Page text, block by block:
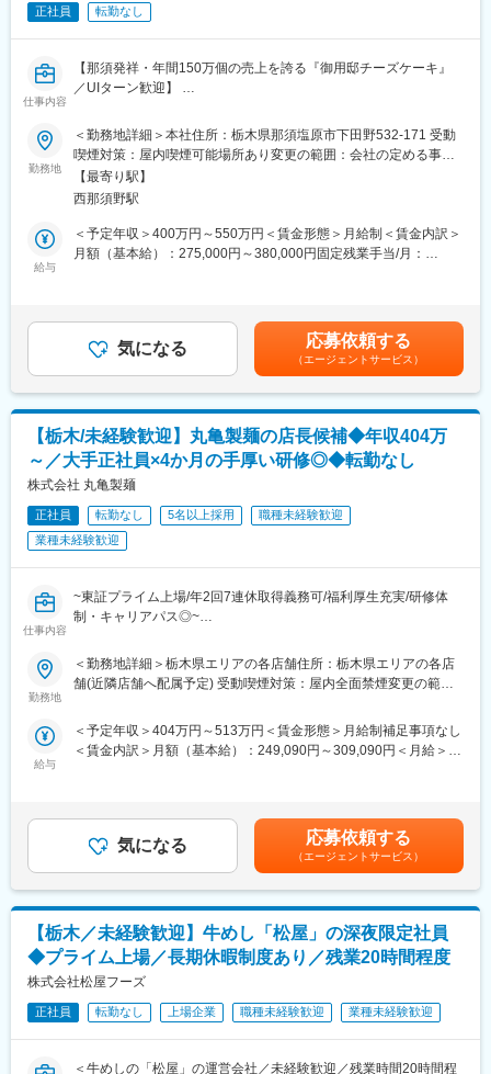
店舗で様々なメニュー調理を身に着けるため、料理人として技術
▼副店長
発注やシフト管理など店舗運営に必要なスキルを取得。現場での
トを行っています！
▼店長※3～4年目安にしっかりスキルを付けた上で店長を目指し
ていきます。責任者として店舗運営・管理を担当いただきます。
※店長以降のキャリアはエリアMGR、管理部門、FC店のオーナー
として独立など様々なキャリアがございます。
※店長時の平均年収は792万円（一般社員平均：454万円）
■王将の「画期的な」働き方：
・従業員数は店舗平均16名で学べる＆無理なく働ける環境！「平
均勤続年数は11.3年」で「離職率1桁」の安定就業が叶う環境です
◎
■王将の「独自の研修制度」でスキルアップ！
●王将調理道場：調理技術や知識向上の研修です。調理師免許取得
の補助もあり、学びながら資格・スキルを身につけられます。
変更の範囲：会社の定める業務
正社員 転勤なし
仕事内容
【那須発祥・年間150万個の売上を誇る『御用邸チーズケーキ』
／UIターン歓迎】
■業務内容：
年間150万個の売上を誇る「御用邸チーズケーキ」を製造してい
る当社にて、製造部門内の品質管理及び品質保証担当責任者候補
として、下記業務をお任せします。
■詳細：
・製品の品質管理および品質保証業務全般
・品質基準の策定および維持
・顧客からの品質に関する問合せ対応
・内部および外部の品質監の実施
っています。ブライダルでの引き菓子やギフトカタログへの掲載
など新たな販路も増えていく予定です。
■福利厚生：
当も毎月支給がありますため、非常に働きやすい環境が整備され
ております。
当社は、那須に本社を置く洋菓子製造・販売メーカーです。コロ
ナ禍を乗り越え、2023年の売上は前期比30%とV字回復を実現し
発売から28年目にして2022年1月に大幅にリニューアルした「御
用邸チーズケーキ」は、年間約150万個を販売した主力商品とな
が多く、東京進出後も業績を拡大中です。
◇笑顔を生み出す「楽しい職場であること」
お客様や仲間のために何ができるか考え笑顔を生み出す「笑顔の
DNA」を持った“創造自立型”の職場環境です。
■コロワイドグループに関して：
・東証プライム上場コロワイドグループの一員として、「牛角」
屋」など全国2600店舗以上もの様々な飲食店を展開しておりま
す。
・出店力や業態開発力を高く評価されており、国内のみならず海
勤務地
＜勤務地詳細＞本社住所：栃木県那須塩原市下田野532-171 受動
喫煙対策：屋内喫煙可能場所あり変更の範囲：会社の定める事業
所【最寄り駅】
西那須野駅
給与
＜予定年収＞400万円～550万円＜賃金形態＞月給制＜賃金内訳＞
月額（基本給）：275,000円～380,000円固定残業手当/月：
給の額は、年齢・経験等を考慮の上決定いたします。■昇給：年1
回■賞与：年2回賃金はあくまでも目安の金額であり、選考を通じ
て上下する可能性があります。月給(月額)は固定手当を含めた表記
です。
気になる 応募依頼する
（エージェントサービス）
【栃木/未経験歓迎】丸亀製麺の店長候補◆年収404万
～／大手正社員×4か月の手厚い研修◎◆転勤なし
株式会社 丸亀製麺
正社員 転勤なし 5名以上採用
職種未経験歓迎
業種未経験歓迎
仕事内容
~東証プライム上場/年2回7連休取得義務可/福利厚生充実/研修体
制・キャリアパス◎~
★求人のおすすめポイント★
・完全未経験から大手企業の正社員へ！研修4か月の手厚い研修で
安心スタート◎
リアアップを目指せます！
・働き方◎7連休以上の休暇が年2回取得可！2～3連休の取得も可
「丸亀製麺」各店舗の管理運営を店長としてお任せいたします。
具体的には、調理・接客・スタッフの教育やシフト作成、品質管
理・衛生管理・地域のお客様に喜ばれる企画の立案＆実行など
を、スタッフと協力して行います。
■研修体制：
充実した研修体制により、着実にキャリアアップを目指せます。
・集合研修（2日間）：経営理念や社内規定を学び、企業理解を深
める
・基礎研修（3ヶ月間）：店舗デビュー前に基本をしっかりと身に
の店舗での営業を通じてスキルを磨きます
勤務地
＜勤務地詳細＞栃木県エリアの各店舗住所：栃木県エリアの各店
舗(近隣店舗へ配属予定) 受動喫煙対策：屋内全面禁煙変更の範
給与
＜予定年収＞404万円～513万円＜賃金形態＞月給制補足事項なし
＜賃金内訳＞月額（基本給）：249,090円～309,090円＜月給＞
ご経験・スキルによりオファー金額が変更となる場合がありま
す。賃金はあくまでも目安の金額であり、選考を通じて上下する
可能性があります。月給(月額)は固定手当を含めた表記です。
気になる 応募依頼する
（エージェントサービス）
【栃木／未経験歓迎】牛めし「松屋」の深夜限定社員
◆プライム上場／長期休暇制度あり／残業20時間程度
株式会社松屋フーズ
正社員 転勤なし 上場企業 職種未経験歓迎 業種未経験歓迎
＜牛めしの「松屋」の運営会社／未経験歓迎／残業時間20時間程